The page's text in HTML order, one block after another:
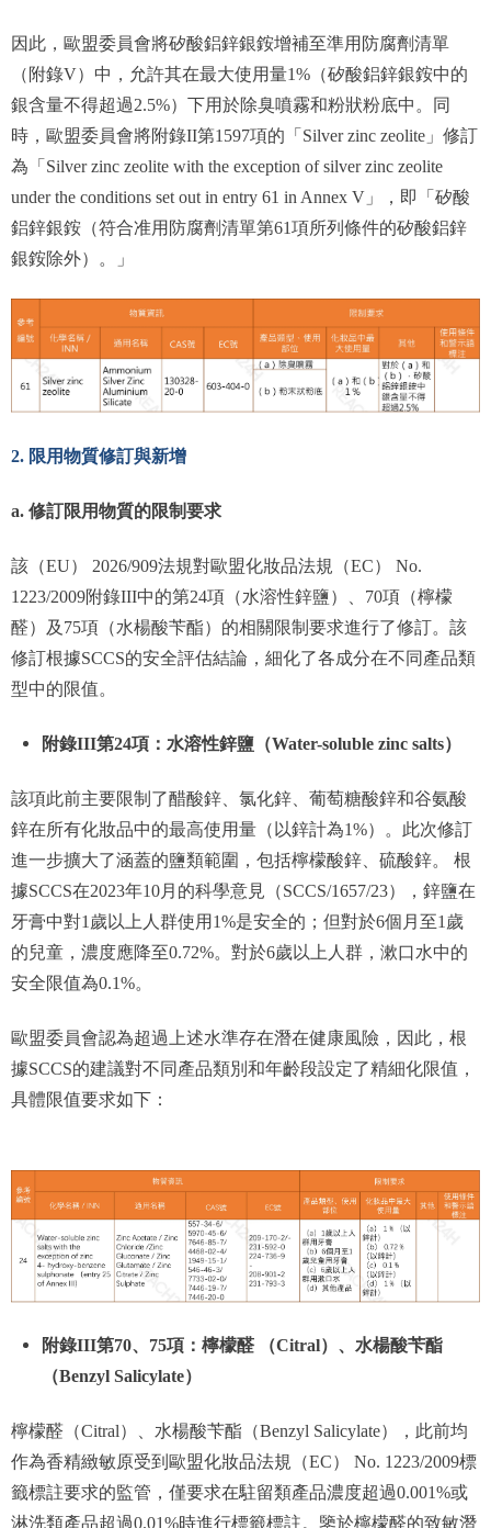
因此，歐盟委員會將矽酸鋁鋅銀銨增補至準用防腐劑清單
（附錄V）中，允許其在最大使用量1%（矽酸鋁鋅銀銨中的
銀含量不得超過2.5%）下用於除臭噴霧和粉狀粉底中。同
時，歐盟委員會將附錄II第1597項的「Silver zinc zeolite」修訂
為「Silver zinc zeolite with the exception of silver zinc zeolite
under the conditions set out in entry 61 in Annex V」，即「矽酸
鋁鋅銀銨（符合准用防腐劑清單第61項所列條件的矽酸鋁鋅
銀銨除外）。」
2. 限用物質修訂與新增
a. 修訂限用物質的限制要求
該（EU） 2026/909法規對歐盟化妝品法規（EC） No.
1223/2009附錄III中的第24項（水溶性鋅鹽）、70項（檸檬
醛）及75項（水楊酸苄酯）的相關限制要求進行了修訂。該
修訂根據SCCS的安全評估結論，細化了各成分在不同產品類
型中的限值。
附錄III第24項：水溶性鋅鹽（Water-soluble zinc salts）
該項此前主要限制了醋酸鋅、氯化鋅、葡萄糖酸鋅和谷氨酸
鋅在所有化妝品中的最高使用量（以鋅計為1%）。此次修訂
進一步擴大了涵蓋的鹽類範圍，包括檸檬酸鋅、硫酸鋅。 根
據SCCS在2023年10月的科學意見（SCCS/1657/23），鋅鹽在
牙膏中對1歲以上人群使用1%是安全的；但對於6個月至1歲
的兒童，濃度應降至0.72%。對於6歲以上人群，漱口水中的
安全限值為0.1%。
歐盟委員會認為超過上述水準存在潛在健康風險，因此，根
據SCCS的建議對不同產品類別和年齡段設定了精細化限值，
具體限值要求如下：
附錄III第70、75項：檸檬醛 （Citral）、水楊酸苄酯
（Benzyl Salicylate）
檸檬醛（Citral）、水楊酸苄酯（Benzyl Salicylate），此前均
作為香精緻敏原受到歐盟化妝品法規（EC） No. 1223/2009標
籤標註要求的監管，僅要求在駐留類產品濃度超過0.001%或
淋洗類產品超過0.01%時進行標籤標註。鑒於檸檬醛的致敏潛